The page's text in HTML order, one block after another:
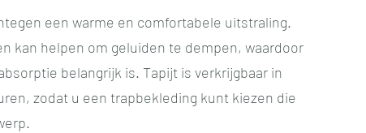
een warme en comfortabele uitstraling.
kan helpen om geluiden te dempen, waardoor
belangrijk is. Tapijt is verkrijgbaar in
zodat u een trapbekleding kunt kiezen die